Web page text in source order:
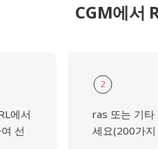
CGM에서
에서
선
2
ras 또는 기타
세요(200가